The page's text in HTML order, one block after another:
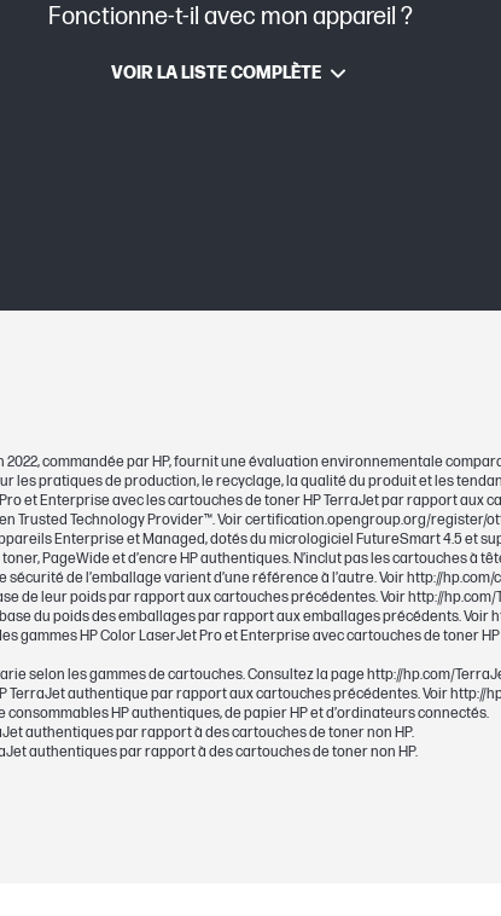
Laser
1800
1000
364 x 92 x 121 mm
Fonctionne-t-il avec mon appareil ?
VOIR LA LISTE COMPLÈTE
2022, commandée par HP, fournit une évaluation environnementale
pratiques de production, le recyclage, la qualité du produit et les
et Enterprise avec les cartouches de toner HP TerraJet par rapport aux
Trusted Technology Provider™. Voir certification.opengroup.org/register/
Enterprise et Managed, dotés du micrologiciel FutureSmart 4.5 et
PageWide et d’encre HP authentiques. N’inclut pas les cartouches à
de l’emballage varient d’une référence à l’autre. Voir http://
de leur poids par rapport aux cartouches précédentes. Voir http://
du poids des emballages par rapport aux emballages précédents. Voir
gammes HP Color LaserJet Pro et Enterprise avec cartouches de toner
selon les gammes de cartouches. Consultez la page http://hp.com/
TerraJet authentique par rapport aux cartouches précédentes. Voir http://
consommables HP authentiques, de papier HP et d’ordinateurs connectés.
authentiques par rapport à des cartouches de toner non HP.
authentiques par rapport à des cartouches de toner non HP.